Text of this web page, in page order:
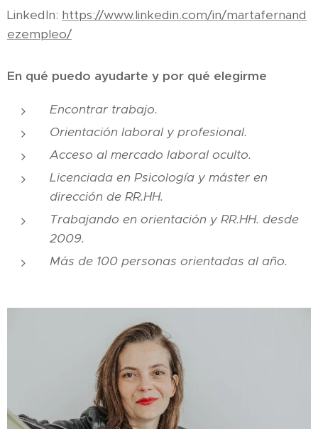
LinkedIn: https://www.linkedin.com/in/martafernand
ezempleo/
En qué puedo ayudarte y por qué elegirme
Encontrar trabajo.
Orientación laboral y profesional.
Acceso al mercado laboral oculto.
Licenciada en Psicología y máster en
dirección de RR.HH.
Trabajando en orientación y RR.HH. desde
2009.
Más de 100 personas orientadas al año.